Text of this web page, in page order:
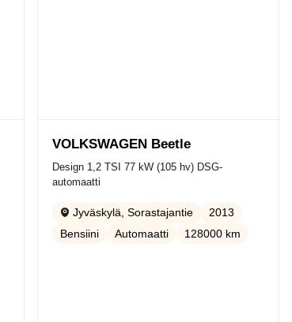
VOLKSWAGEN Beetle
Design 1,2 TSI 77 kW (105 hv) DSG-
automaatti
Jyväskylä, Sorastajantie
2013
Bensiini
Automaatti 128000 km